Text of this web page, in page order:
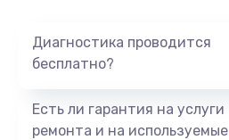
Диагностика проводится
бесплатно?
Есть ли гарантия на услуги
ремонта и на используемые